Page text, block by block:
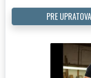
PRE